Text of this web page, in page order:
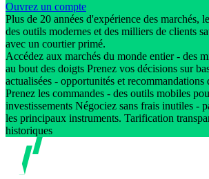
Ouvrez un compte
Plus de 20 années d'expérience des marchés,
des outils modernes et des milliers de clients
avec un courtier primé.
Accédez aux marchés du monde entier - des
au bout des doigts Prenez vos décisions sur
actualisées - opportunités et recommandations
Prenez les commandes - des outils mobiles
investissements Négociez sans frais inutiles -
les principaux instruments. Tarification
historiques